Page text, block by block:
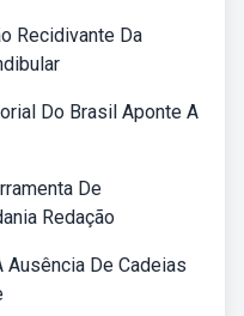
Recidivante Da
Do Brasil Aponte A
De
Redação
De Cadeias